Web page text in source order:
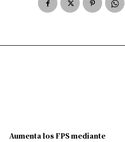
Aumenta los FPS mediante